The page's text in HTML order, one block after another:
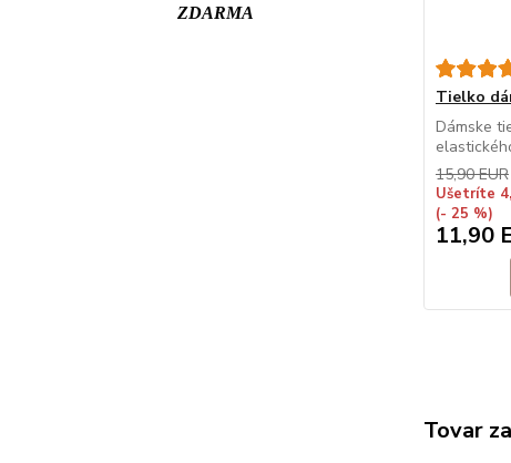
ZDARMA
Tielko
Dámske
15,90 EUR
Ušetríte
(- 25 %)
11,90
Tovar